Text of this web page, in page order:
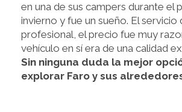
en una de sus campers durante el
invierno y fue un sueño. El servicio
profesional, el precio fue muy
vehículo en sí era de una calidad
Sin ninguna duda la mejor
explorar Faro y sus